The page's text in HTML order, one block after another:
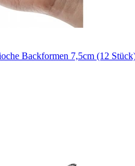
Backformen 7,5cm (12